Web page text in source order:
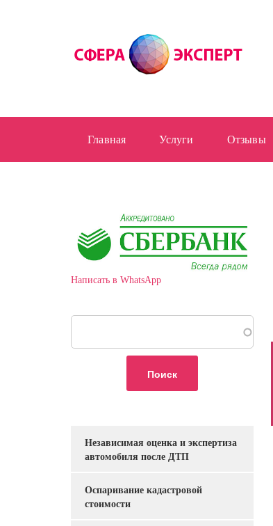
Главная Услуги Отзывы
Написать в WhatsApp
Услуги
Независимая оценка и экспертиза
автомобиля после ДТП
Оспаривание кадастровой
стоимости